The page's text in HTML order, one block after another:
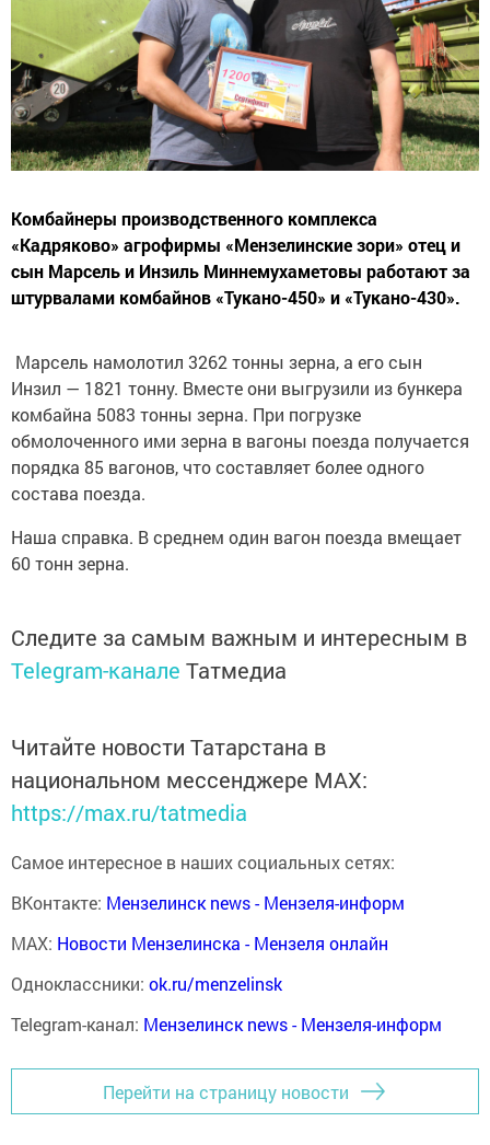
Комбайнеры производственного комплекса
«Кадряково» агрофирмы «Мензелинские зори» отец и
сын Марсель и Инзиль Миннемухаметовы работают за
штурвалами комбайнов «Тукано-450» и «Тукано-430».
Марсель намолотил 3262 тонны зерна, а его сын
Инзил — 1821 тонну. Вместе они выгрузили из бункера
комбайна 5083 тонны зерна. При погрузке
обмолоченного ими зерна в вагоны поезда получается
порядка 85 вагонов, что составляет более одного
состава поезда.
Наша справка. В среднем один вагон поезда вмещает
60 тонн зерна.
Следите за самым важным и интересным в
Telegram-канале Татмедиа
Читайте новости Татарстана в
национальном мессенджере MАХ:
https://max.ru/tatmedia
Самое интересное в наших социальных сетях:
ВКонтакте: Мензелинск news - Мензеля-информ
MAX: Новости Мензелинска - Мензеля онлайн
Одноклассники: ok.ru/menzelinsk
Telegram-канал: Мензелинск news - Мензеля-информ
Перейти на страницу новости